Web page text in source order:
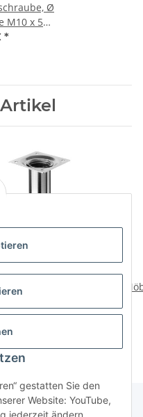
gestatten Sie den
Website: YouTube,
jederzeit ändern
Ø
M10 x 55
*
Möbelfuß,
Optik, Ø 30 x